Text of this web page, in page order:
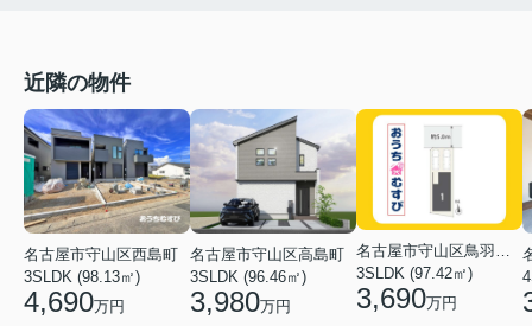
近隣の物件
名古屋市守山区西島町
3SLDK (98.13㎡)
4,690万円
名古屋市守山区高島町
3SLDK (96.46㎡)
3,980万円
名古屋市守山区鳥羽見２丁目
3SLDK (97.42㎡)
3,690万円